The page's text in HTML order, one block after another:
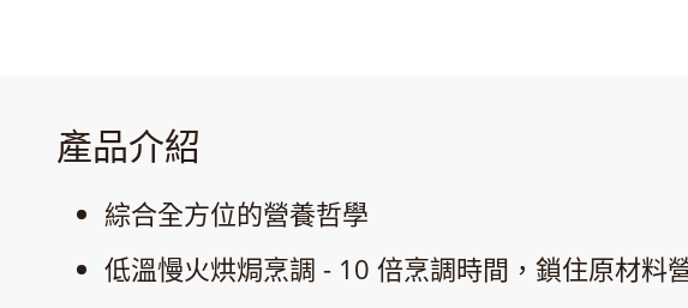
產品介紹
綜合全方位的營養哲學
低溫慢火烘焗烹調 - 10 倍烹調時間，鎖住原材料